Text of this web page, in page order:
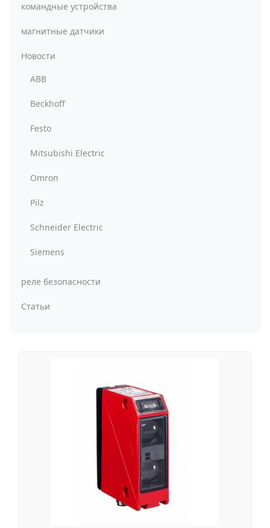
командные устройства
магнитные датчики
Новости
ABB
Beckhoff
Festo
Mitsubishi Electric
Omron
Pilz
Schneider Electric
Siemens
реле безопасности
Статьи